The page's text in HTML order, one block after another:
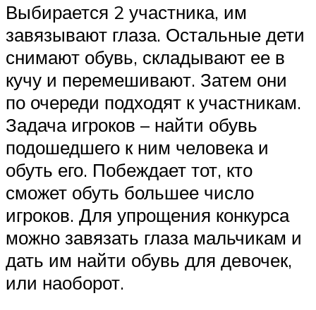
Выбирается 2 участника, им
завязывают глаза. Остальные дети
снимают обувь, складывают ее в
кучу и перемешивают. Затем они
по очереди подходят к участникам.
Задача игроков – найти обувь
подошедшего к ним человека и
обуть его. Побеждает тот, кто
сможет обуть большее число
игроков. Для упрощения конкурса
можно завязать глаза мальчикам и
дать им найти обувь для девочек,
или наоборот.